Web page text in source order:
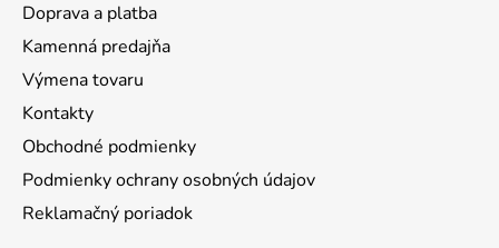
Doprava a platba
Kamenná predajňa
Výmena tovaru
Kontakty
Obchodné podmienky
Podmienky ochrany osobných údajov
Reklamačný poriadok